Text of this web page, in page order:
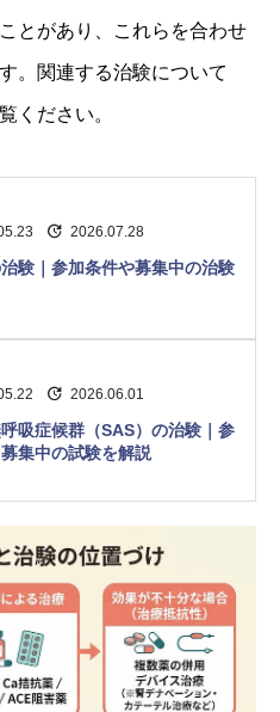
とがあり、これらを合わせ
。関連する治験について
ください。
2026.07.28
験｜参加条件や募集中の治験
2026.06.01
吸症候群（SAS）の治験｜参
集中の試験を解説